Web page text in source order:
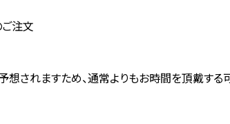
注文
されますため、通常よりもお時間を頂戴する